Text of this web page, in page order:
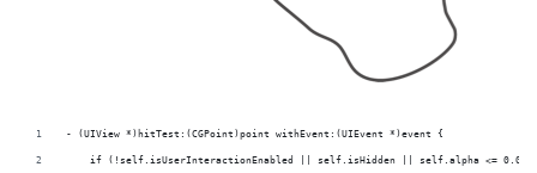
- (UIView *)hitTest:(CGPoint)point withEvent:(UIEvent *)event {
if (!self.isUserInteractionEnabled || self.isHidden || self.alpha <= 0.01)